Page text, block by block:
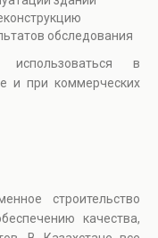
обследования
использоваться в
и при коммерческих
строительство
качества,